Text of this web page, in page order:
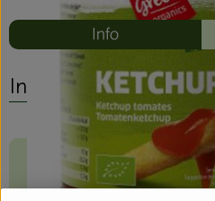
Info
Info
Produktinformationen